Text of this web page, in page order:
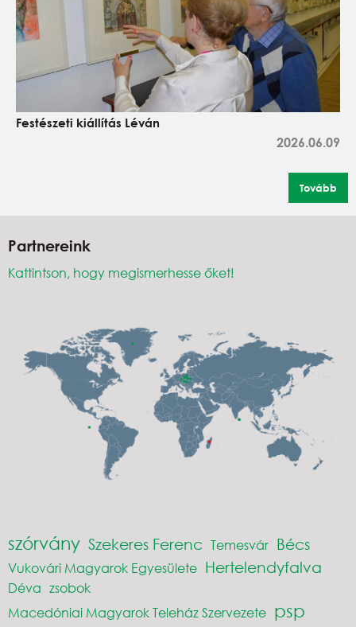
Festészeti kiállítás Léván
2026.06.09
Tovább
Partnereink
Kattintson, hogy megismerhesse őket!
szórvány Szekeres Ferenc Temesvár Bécs
Vukovári Magyarok Egyesülete Hertelendyfalva
Déva zsobok
Macedóniai Magyarok Teleház Szervezete psp